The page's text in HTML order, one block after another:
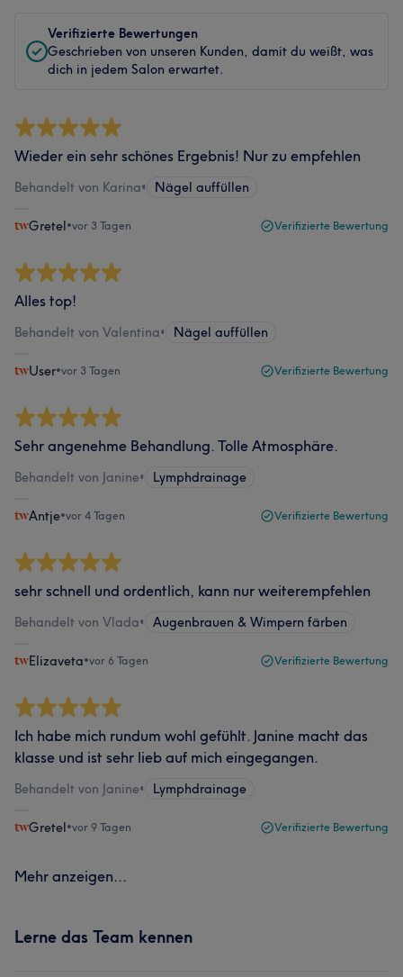
Verifizierte Bewertungen
Geschrieben von unseren Kunden, damit du weißt, was
dich in jedem Salon erwartet.
Wieder ein sehr schönes Ergebnis! Nur zu empfehlen
Behandelt von Karina• Nägel auffüllen
Gretel•vor 3 Tagen Verifizierte Bewertung
Alles top!
Behandelt von Valentina• Nägel auffüllen
User•vor 3 Tagen Verifizierte Bewertung
Sehr angenehme Behandlung. Tolle Atmosphäre.
Behandelt von Janine• Lymphdrainage
Antje•vor 4 Tagen Verifizierte Bewertung
sehr schnell und ordentlich, kann nur weiterempfehlen
Behandelt von Vlada• Augenbrauen & Wimpern färben
Elizaveta•vor 6 Tagen Verifizierte Bewertung
Ich habe mich rundum wohl gefühlt. Janine macht das
klasse und ist sehr lieb auf mich eingegangen.
Behandelt von Janine• Lymphdrainage
Gretel•vor 9 Tagen Verifizierte Bewertung
Mehr anzeigen...
Lerne das Team kennen